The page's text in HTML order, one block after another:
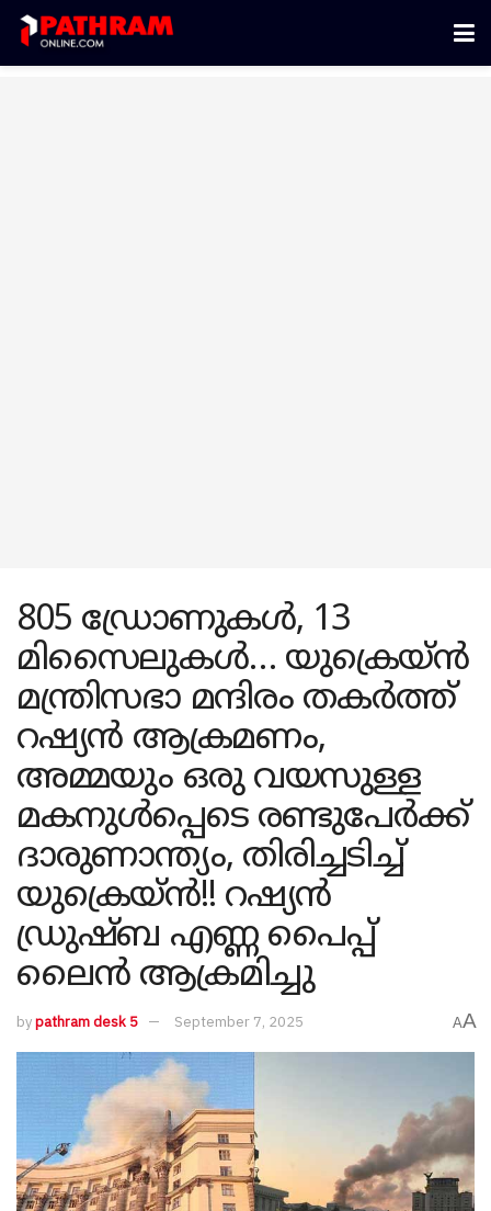
805 ഡ്രോണുകൾ, 13
മിസൈലുകൾ… യുക്രെയ്ൻ
മന്ത്രിസഭാ മന്ദിരം തകർത്ത്
റഷ്യൻ ആക്രമണം,
അമ്മയും ഒരു വയസുള്ള
മകനുൾപ്പെടെ രണ്ടുപേർക്ക്
ദാരുണാന്ത്യം, തിരിച്ചടിച്ച്
യുക്രെയ്ൻ!! റഷ്യൻ
ഡ്രുഷ്ബ എണ്ണ പൈപ്പ്
ലൈൻ ആക്രമിച്ചു
bypathram desk 5 September 7, 2025 AA